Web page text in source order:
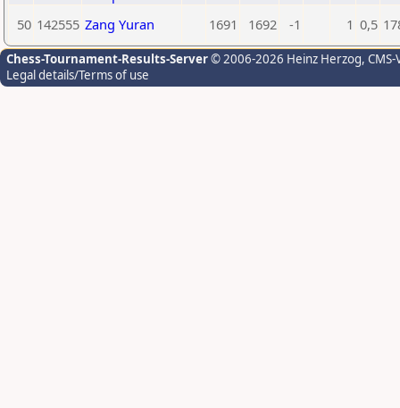
50 142555 Zang Yuran 1691 1692 -1 1 0,5
Chess-Tournament-Results-Server© 2006-2026 Heinz Herzog,
Legal details/Terms of use